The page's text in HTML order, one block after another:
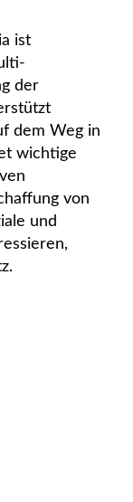
ist
der
dem Weg in
wichtige
von
und